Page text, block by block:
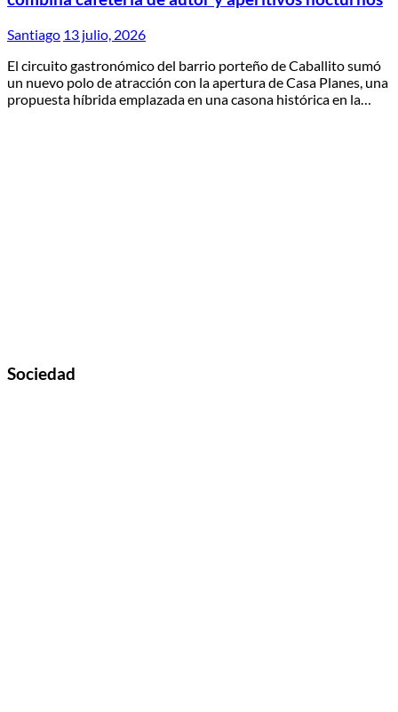
Santiago 13 julio, 2026
El circuito gastronómico del barrio porteño de Caballito sumó
un nuevo polo de atracción con la apertura de Casa Planes, una
propuesta híbrida emplazada en una casona histórica en la…
Sociedad